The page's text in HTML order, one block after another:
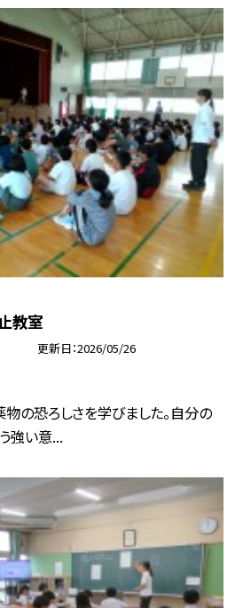
教室
更新日 2026/05/26
の恐ろしさを学びました。自分の
強い意...